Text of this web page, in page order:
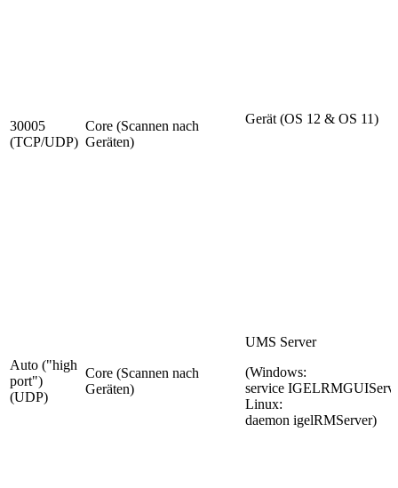
30005
(TCP/UDP)
Core (Scannen nach
Geräten)
Gerät (OS 12 & OS 11)
Auto ("high
port")
(UDP)
Core (Scannen nach
Geräten)
UMS Server
(Windows:
service
Linux:
daemon igelRMServer)